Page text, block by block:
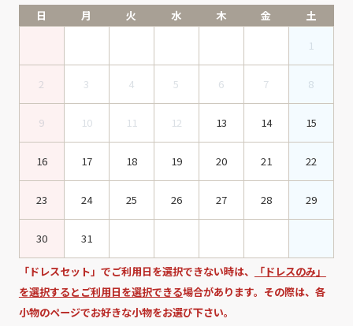
日
月 火 水 木 金
土
1
2 3 4 5 6 7 8
9 10 11 12 13 14 15
16 17 18 19 20 21 22
23 24 25 26 27 28 29
30 31
「ドレスセット」でご利用日を選択できない時は、
「ドレスのみ」
を選択するとご利用日を選択できる場合があります。その際は、各
小物のページでお好きな小物をお選び下さい。